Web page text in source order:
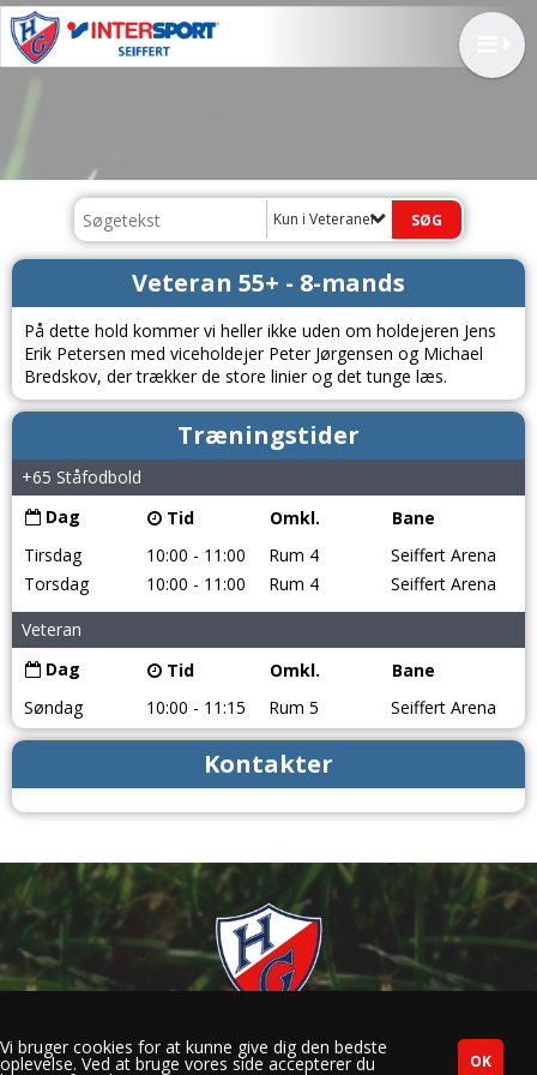
Kun i Veteraner
Veteran 55+ - 8-mands
På dette hold kommer vi heller ikke uden om holdejeren Jens
Erik Petersen med viceholdejer Peter Jørgensen og Michael
Bredskov, der trækker de store linier og det tunge læs.
Træningstider
+65 Ståfodbold
Dag
Tid Omkl.
Bane
Tirsdag
10:00 - 11:00 Rum 4
Seiffert Arena
Torsdag
10:00 - 11:00 Rum 4
Seiffert Arena
Veteran
Dag
Tid Omkl.
Bane
Søndag
10:00 - 11:15 Rum 5 Seiffert Arena
Kontakter
HG Fodbold | Herlufsholm Allé 233 C | DK-4700 Næstved | CVR
33685963 |mail@hgfodbold.dk
Vi bruger cookies for at kunne give dig den bedste
oplevelse. Ved at bruge vores side accepterer du